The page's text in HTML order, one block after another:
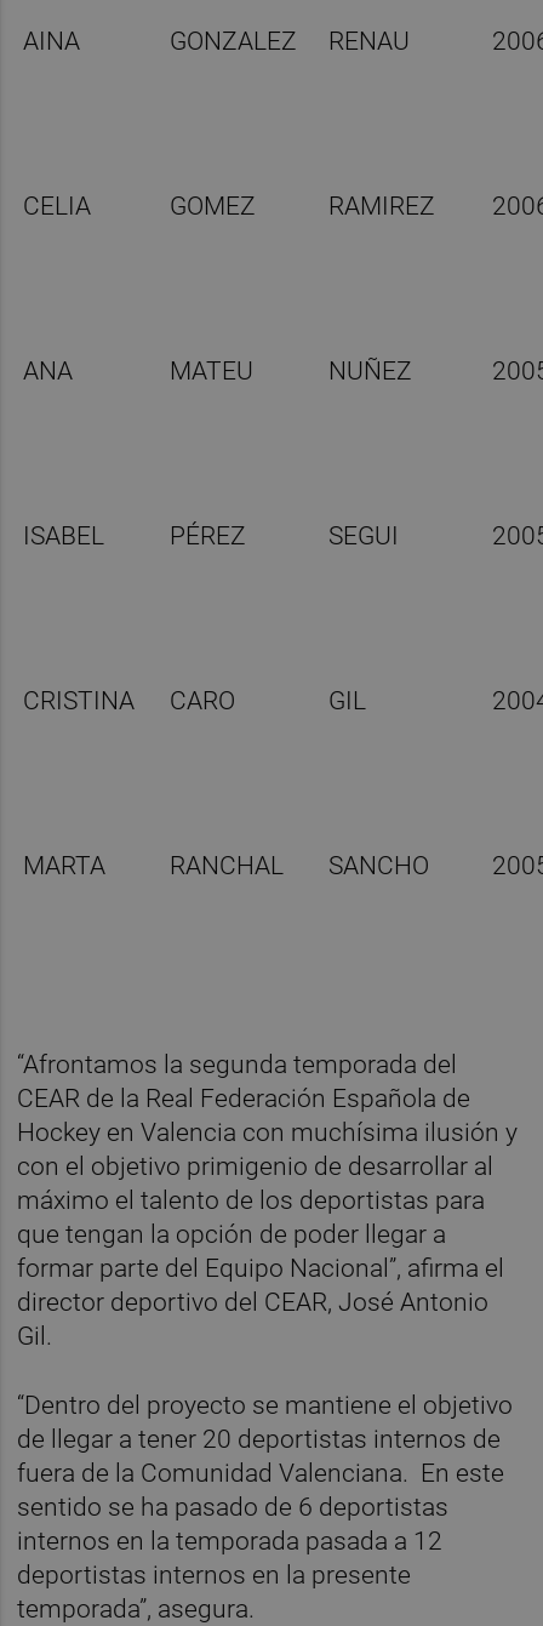
AINA GONZALEZ RENAU
CELIA GOMEZ RAMIREZ
ANA MATEU NUÑEZ
ISABEL PÉREZ SEGUI
CRISTINA CARO GIL
MARTA RANCHAL SANCHO
“Afrontamos la segunda temporada del
CEAR de la Real Federación Española de
Hockey en Valencia con muchísima ilusión y
con el objetivo primigenio de desarrollar al
máximo el talento de los deportistas para
que tengan la opción de poder llegar a
formar parte del Equipo Nacional”, afirma el
director deportivo del CEAR, José Antonio
Gil.
“Dentro del proyecto se mantiene el objetivo
de llegar a tener 20 deportistas internos de
fuera de la Comunidad Valenciana. En este
sentido se ha pasado de 6 deportistas
internos en la temporada pasada a 12
deportistas internos en la presente
temporada”, asegura.